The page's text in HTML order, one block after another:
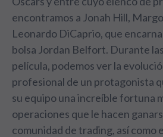
encontramos a Jonah Hill,
Leonardo DiCaprio, que
bolsa Jordan Belfort. Durante
película, podemos ver la
profesional de un protagonista
su equipo una increíble fortuna
operaciones que le hacen
comunidad de trading, así como